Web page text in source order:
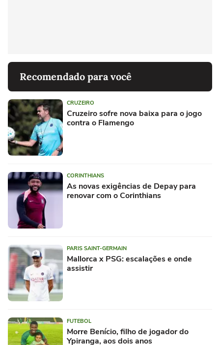
Recomendado para você
CRUZEIRO
Cruzeiro sofre nova baixa para o jogo
contra o Flamengo
CORINTHIANS
As novas exigências de Depay para
renovar com o Corinthians
PARIS SAINT-GERMAIN
Mallorca x PSG: escalações e onde
assistir
FUTEBOL
Morre Benício, filho de jogador do
Ypiranga, aos dois anos